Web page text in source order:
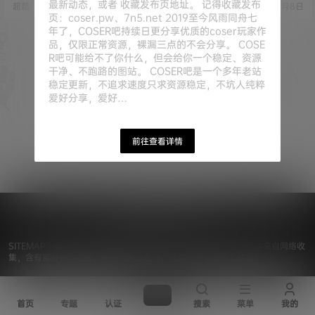
来自网络，仅作分享欣赏，严禁商
用，最终所有权归素材本人所有 [素
材下载]：度盘储存 链接失效请留言
[压缩格式]：7z或7z分卷压缩文
件，站内有解压教…
3月8日
仅作分享欣赏，严禁商用，最终所
有权归素材本人所有 [素材下载]：
度盘储存 链接失效请留言 [压缩格
式]：7z或7z分卷压缩文件，站内有
解压教程 [素…
超超
最新动态，或者 收藏发布页地址。 记得收藏发布
页：coser.pw、7n5.net 2019至今风雨同舟七
年了，COSER吧持续日更分享优质的coser玩家作
品，仅限正常资源，裸漏三点的不会分享。 COSE
R吧可能给不了你什么，但会给你一个稳定、资源
干净、不跑路的图站。 COSER吧是一个多年老站
稳定更新，不追求速度只求资源稳定，不坑人纯粹
爱好分享，爱好…
前往查看详情
SITEMAP
| 手机电脑推荐使用谷歌浏览器浏览 | 本站内容来自网络收
集，含有部分诱惑内容，但绝勿漏点素材，仅供19岁以上网友欣赏！
首页 专题 认证 搜索 菜单 我的